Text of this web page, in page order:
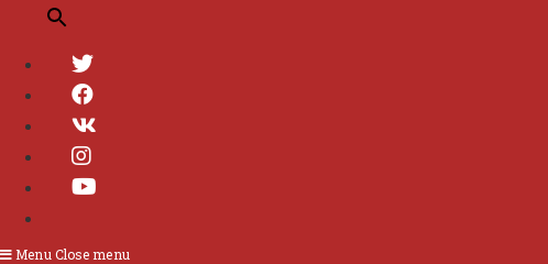
Menu Close menu